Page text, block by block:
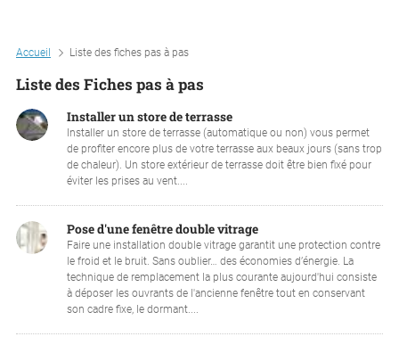
Accueil Liste des fiches pas à pas
Liste des Fiches pas à pas
Installer un store de terrasse
Installer un store de terrasse (automatique ou non) vous permet
de profiter encore plus de votre terrasse aux beaux jours (sans trop
de chaleur). Un store extérieur de terrasse doit être bien fixé pour
éviter les prises au vent....
Pose d'une fenêtre double vitrage
Faire une installation double vitrage garantit une protection contre
le froid et le bruit. Sans oublier… des économies d’énergie. La
technique de remplacement la plus courante aujourd'hui consiste
à déposer les ouvrants de l'ancienne fenêtre tout en conservant
son cadre fixe, le dormant....